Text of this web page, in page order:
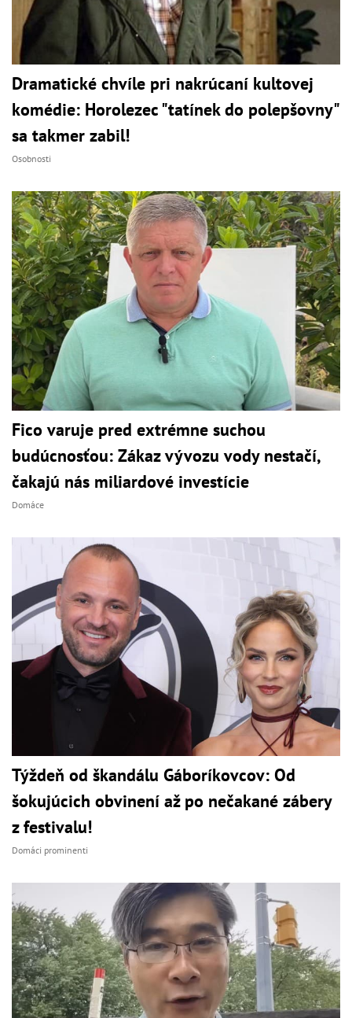
Dramatické chvíle pri nakrúcaní kultovej
komédie: Horolezec "tatínek do polepšovny"
sa takmer zabil!
Osobnosti
Fico varuje pred extrémne suchou
budúcnosťou: Zákaz vývozu vody nestačí,
čakajú nás miliardové investície
Domáce
Týždeň od škandálu Gáboríkovcov: Od
šokujúcich obvinení až po nečakané zábery
z festivalu!
Domáci prominenti